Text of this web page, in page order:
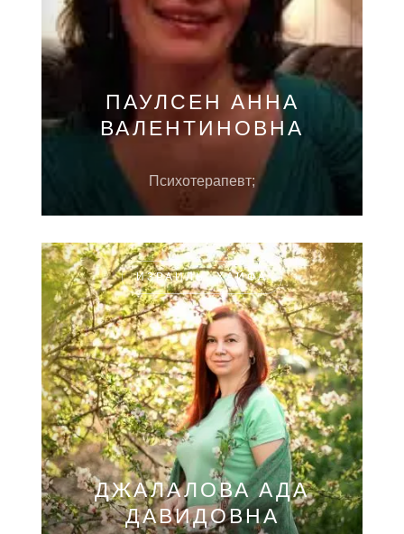
ПАУЛСЕН АННА
ВАЛЕНТИНОВНА
Психотерапевт;
ИЗРАИЛЬ, ХАЙФА
ДЖАЛАЛОВА АДА
ДАВИДОВНА